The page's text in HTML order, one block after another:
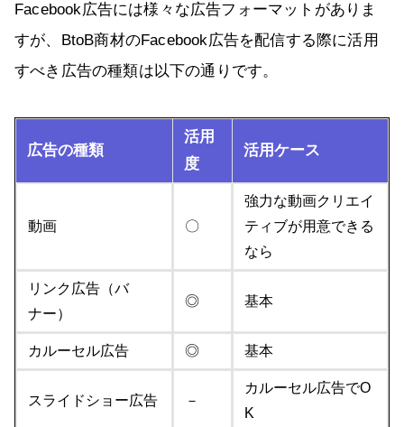
Facebook広告には様々な広告フォーマットがありま
すが、BtoB商材のFacebook広告を配信する際に活用
すべき広告の種類は以下の通りです。
広告の種類
活用
度
活用ケース
動画 〇
強力な動画クリエイ
ティブが用意できる
なら
リンク広告（バ
ナー）
◎ 基本
カルーセル広告 ◎ 基本
スライドショー広告 －
カルーセル広告でO
K